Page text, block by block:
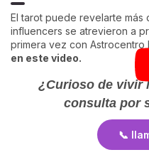
El tarot puede revelarte más
influencers se atrevieron a
primera vez con Astrocentro
en este video.
¿Curioso de vivir
consulta por
📞